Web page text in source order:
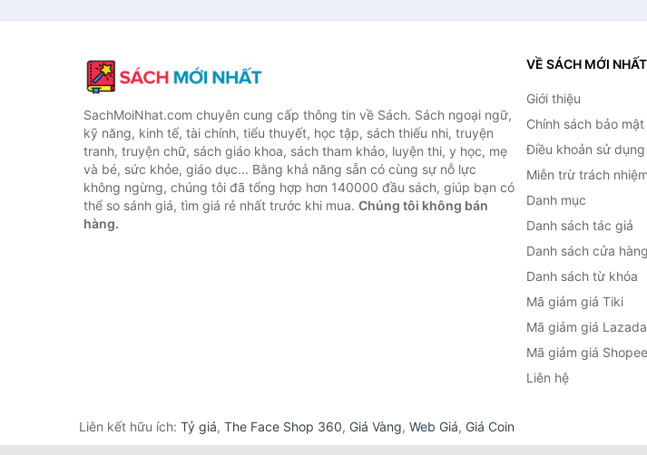
SachMoiNhat.com chuyên cung cấp thông tin về Sách. Sách ngoại ngữ,
kỹ năng, kinh tế, tài chính, tiểu thuyết, học tập, sách thiếu nhi, truyện
tranh, truyện chữ, sách giáo khoa, sách tham khảo, luyện thi, y học, mẹ
và bé, sức khỏe, giáo dục... Bằng khả năng sẵn có cùng sự nỗ lực
không ngừng, chúng tôi đã tổng hợp hơn 140000 đầu sách, giúp bạn có
thể so sánh giá, tìm giá rẻ nhất trước khi mua. Chúng tôi không bán
hàng.
VỀ SÁCH MỚI NHẤT
Giới thiệu
Chính sách bảo mật
Điều khoản sử dụng
Miễn trừ trách nhiệm
Danh mục
Danh sách tác giả
Danh sách cửa hàng
Danh sách từ khóa
Mã giảm giá Tiki
Mã giảm giá Lazada
Mã giảm giá Shopee
Liên hệ
Liên kết hữu ích: Tỷ giá, The Face Shop 360, Giá Vàng, Web Giá, Giá Coin